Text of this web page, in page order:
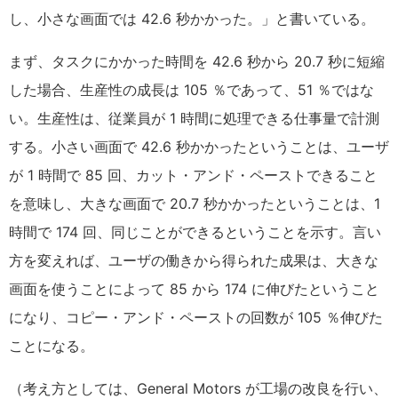
し、小さな画面では 42.6 秒かかった。」と書いている。
まず、タスクにかかった時間を 42.6 秒から 20.7 秒に短縮
した場合、生産性の成長は 105 ％であって、51 ％ではな
い。生産性は、従業員が 1 時間に処理できる仕事量で計測
する。小さい画面で 42.6 秒かかったということは、ユーザ
が 1 時間で 85 回、カット・アンド・ペーストできること
を意味し、大きな画面で 20.7 秒かかったということは、1
時間で 174 回、同じことができるということを示す。言い
方を変えれば、ユーザの働きから得られた成果は、大きな
画面を使うことによって 85 から 174 に伸びたということ
になり、コピー・アンド・ペーストの回数が 105 ％伸びた
ことになる。
（考え方としては、General Motors が工場の改良を行い、